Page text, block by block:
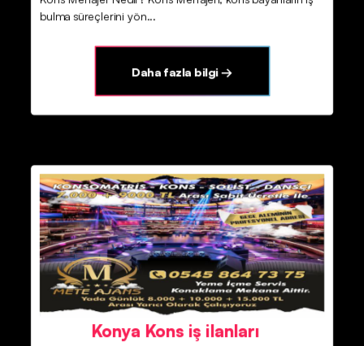
bulma süreçlerini yön...
Daha fazla bilgi →
Konya Kons iş ilanları